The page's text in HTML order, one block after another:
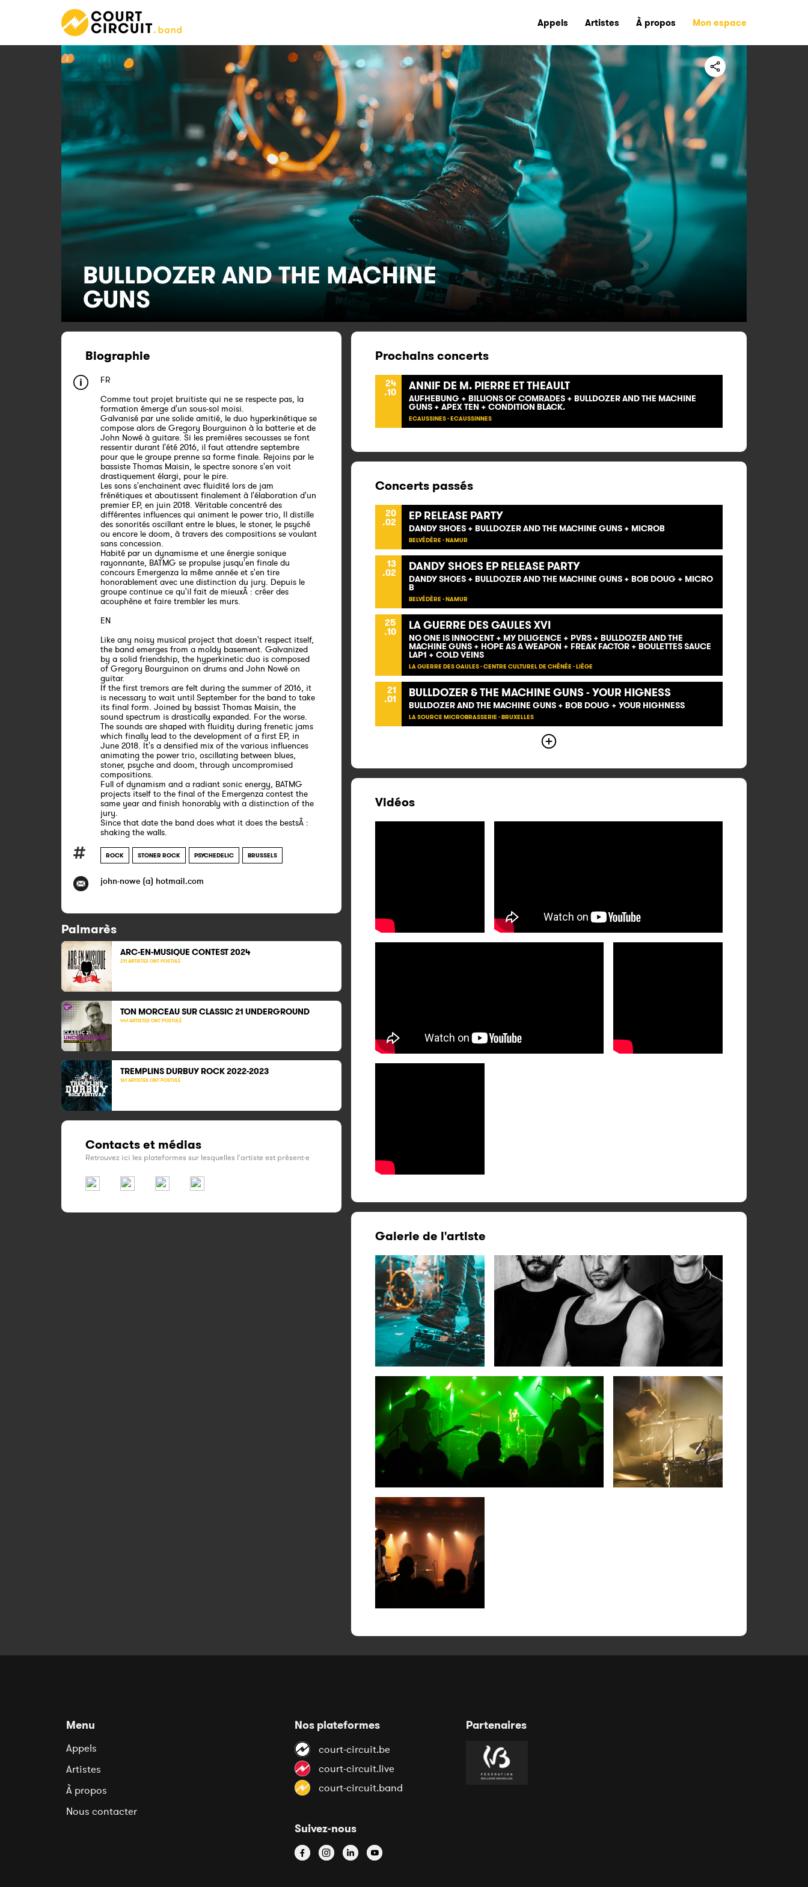
Appels Artistes À propos Mon espace
BULLDOZER AND THE MACHINE
GUNS
Biographie
FR
Comme tout projet bruitiste qui ne se respecte pas, la
formation émerge d'un sous-sol moisi.
Galvanisé par une solide amitié, le duo hyperkinétique se
compose alors de Gregory Bourguinon à la batterie et de
John Nowé à guitare. Si les premières secousses se font
ressentir durant l'été 2016, il faut attendre septembre
pour que le groupe prenne sa forme finale. Rejoins par le
bassiste Thomas Maisin, le spectre sonore s'en voit
drastiquement élargi, pour le pire.
Les sons s'enchainent avec fluidité lors de jam
frénétiques et aboutissent finalement à l'élaboration d'un
premier EP, en juin 2018. Véritable concentré des
différentes influences qui animent le power trio, Il distille
des sonorités oscillant entre le blues, le stoner, le psyché
ou encore le doom, à travers des compositions se voulant
sans concession.
Habité par un dynamisme et une énergie sonique
rayonnante, BATMG se propulse jusqu'en finale du
concours Emergenza la même année et s'en tire
honorablement avec une distinction du jury. Depuis le
groupe continue ce qu'il fait de mieuxÂ : créer des
acouphène et faire trembler les murs.
EN
Like any noisy musical project that doesn't respect itself,
the band emerges from a moldy basement. Galvanized
by a solid friendship, the hyperkinetic duo is composed
of Gregory Bourguinon on drums and John Nowé on
guitar.
If the first tremors are felt during the summer of 2016, it
is necessary to wait until September for the band to take
its final form. Joined by bassist Thomas Maisin, the
sound spectrum is drastically expanded. For the worse.
The sounds are shaped with fluidity during frenetic jams
which finally lead to the development of a first EP, in
June 2018. It's a densified mix of the various influences
animating the power trio, oscillating between blues,
stoner, psyche and doom, through uncompromised
compositions.
Full of dynamism and a radiant sonic energy, BATMG
projects itself to the final of the Emergenza contest the
same year and finish honorably with a distinction of the
jury.
Since that date the band does what it does the bestsÂ :
shaking the walls.
ROCK STONER ROCK PSYCHEDELIC BRUSSELS
john-nowe (a) hotmail.com
Palmarès
ARC-EN-MUSIQUE CONTEST 2024
211 ARTISTES ONT POSTULÉ
TON MORCEAU SUR CLASSIC 21 UNDERGROUND
441 ARTISTES ONT POSTULÉ
TREMPLINS DURBUY ROCK 2022-2023
161 ARTISTES ONT POSTULÉ
Contacts et médias
Retrouvez ici les plateformes sur lesquelles l'artiste est présent·e
Prochains concerts
24
.10 ANNIF DE M. PIERRE ET THEAULT
AUFHEBUNG + BILLIONS OF COMRADES + BULLDOZER AND THE MACHINE
GUNS + APEX TEN + CONDITION BLACK.
ECAUSSINES - ECAUSSINNES
Concerts passés
20
.02 EP RELEASE PARTY
DANDY SHOES + BULLDOZER AND THE MACHINE GUNS + MICROB
BELVÉDÈRE - NAMUR
13
.02 DANDY SHOES EP RELEASE PARTY
DANDY SHOES + BULLDOZER AND THE MACHINE GUNS + BOB DOUG + MICRO
B
BELVÉDÈRE - NAMUR
25
.10 LA GUERRE DES GAULES XVI
NO ONE IS INNOCENT + MY DILIGENCE + PVRS + BULLDOZER AND THE
MACHINE GUNS + HOPE AS A WEAPON + FREAK FACTOR + BOULETTES SAUCE
LAP1 + COLD VEINS
LA GUERRE DES GAULES - CENTRE CULTUREL DE CHÊNÉE - LIÈGE
21
.01 BULLDOZER & THE MACHINE GUNS - YOUR HIGNESS
BULLDOZER AND THE MACHINE GUNS + BOB DOUG + YOUR HIGHNESS
LA SOURCE MICROBRASSERIE - BRUXELLES
Vidéos
Galerie de l'artiste
Menu
Appels
Artistes
À propos
Nous contacter
Nos plateformes
court-circuit.be
court-circuit.live
court-circuit.band
Suivez-nous
Partenaires